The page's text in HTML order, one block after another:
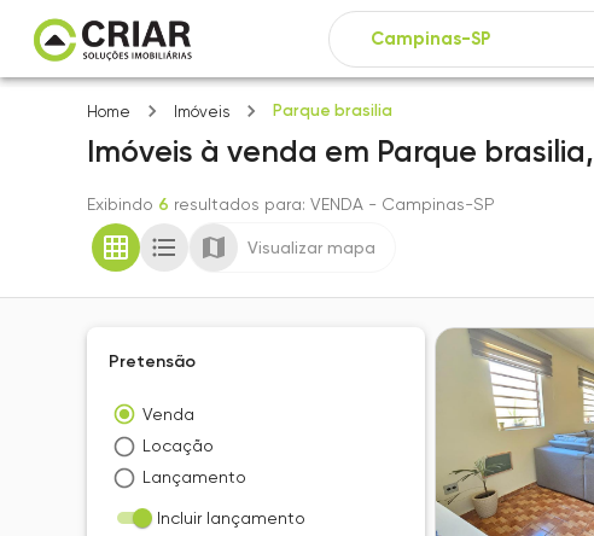
Home Imóveis Parque brasilia
Imóveis à venda em Parque brasilia,
Exibindo 6 resultados para: VENDA - Campinas-SP
Visualizar mapa
Pretensão
Venda
Locação
Lançamento
Incluir lançamento